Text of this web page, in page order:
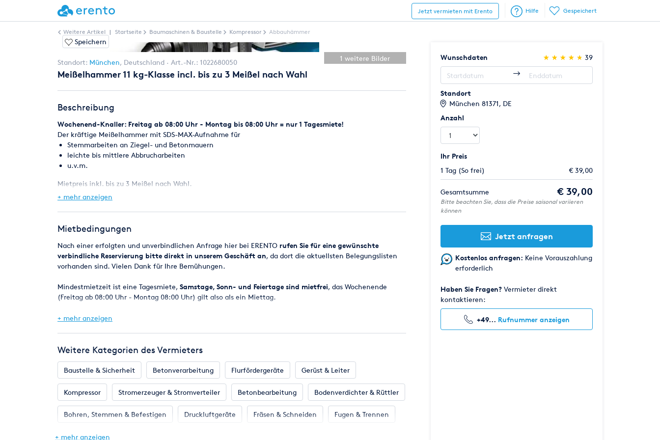
Gespeichert
Jetzt vermieten mit Erento Hilfe
Weitere Artikel | Startseite Baumaschinen & Baustelle Kompressor Abbauhämmer
Speichern
1 weitere Bilder
Standort: München, Deutschland Art.-Nr.: 1022680050
Meißelhammer 11 kg-Klasse incl. bis zu 3 Meißel nach Wahl
Beschreibung
Wochenend-Knaller: Freitag ab 08:00 Uhr - Montag bis 08:00 Uhr = nur 1 Tagesmiete!
Der kräftige Meißelhammer mit SDS-MAX-Aufnahme für
Stemmarbeiten an Ziegel- und Betonmauern
leichte bis mittlere Abbrucharbeiten
u.v.m.
Mietpreis inkl. bis zu 3 Meißel nach Wahl.
in 60 Minuten.ene Hersteller, z.B. BOSCH, MAKITA,
+ mehr anzeigen
Mietbedingungen
Nach einer erfolgten und unverbindlichen Anfrage hier bei ERENTO rufen Sie für eine gewünschte
verbindliche Reservierung bitte direkt in unserem Geschäft an, da dort die aktuellsten Belegungslisten
vorhanden sind. Vielen Dank für Ihre Bemühungen.
Mindestmietzeit ist eine Tagesmiete, Samstage, Sonn- und Feiertage sind mietfrei, das Wochenende
(Freitag ab 08:00 Uhr - Montag 08:00 Uhr) gilt also als ein Miettag.
Bei Reservierungen werden die Geräte in der Regel ab 8.00 Uhr bereitgestellt, der Miettag endet
Eine Verfügbarkeitsgarantie kann jedoch nicht zugesagt werden, da es vorkommen kann, dass zugesagte
selbstverständlich alles daran setzen, in jedem Fall eine entsprechende Maschine für Sie parat zu haben.
Mietpreise und Kaution
Die angegebenen Mietpreise beziehen sich auf einen Miettag incl. der gesetzlichen Mehrwertsteuer.
Die Kaution ist bei Mietbeginn zu entrichten nur per EC-KARTE MIT PIN oder Kreditkarte (MasterCard -
VISA - AmericanExpress).
+ mehr anzeigen
Weitere Kategorien des Vermieters
Baustelle & Sicherheit Betonverarbeitung Flurfördergeräte Gerüst & Leiter
Kompressor Stromerzeuger & Stromverteiler Betonbearbeitung Bodenverdichter & Rüttler
Bohren, Stemmen & Befestigen Druckluftgeräte Fräsen & Schneiden Fugen & Trennen
Gartengeräte
+ mehr anzeigen
Wunschdaten (*)
★
★
(*) ★
★
(*) ★
★
(*) ★
★
(*) ★
★ 39
Standort
München 81371, DE
Anzahl
Ihr Preis
1 Tag (So frei)
€ 39,00
Gesamtsumme € 39,00
Bitte beachten Sie, dass die Preise saisonal variieren
können
Jetzt anfragen
Kostenlos anfragen: Keine Vorauszahlung
erforderlich
Haben Sie Fragen? Vermieter direkt
kontaktieren:
+49... Rufnummer anzeigen